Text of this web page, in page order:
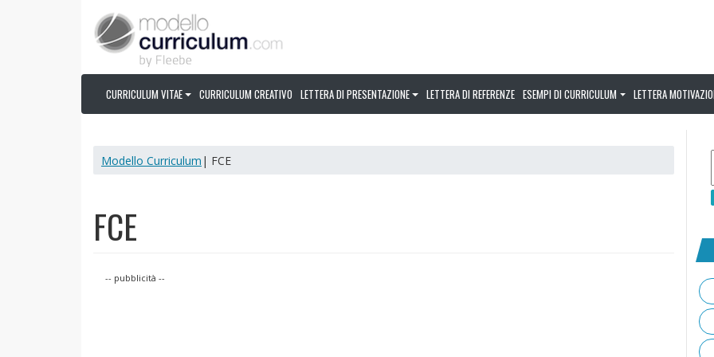
CURRICULUM VITAE CURRICULUM CREATIVO LETTERA DI PRESENTAZIONE LETTERA DI REFERENZE ESEMPI DI CURRICULUM LETTERA
Modello Curriculum | FCE
FCE
-- pubblicità --